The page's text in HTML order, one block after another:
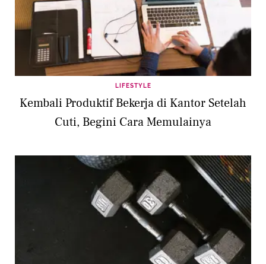
LIFESTYLE
Kembali Produktif Bekerja di Kantor Setelah
Cuti, Begini Cara Memulainya